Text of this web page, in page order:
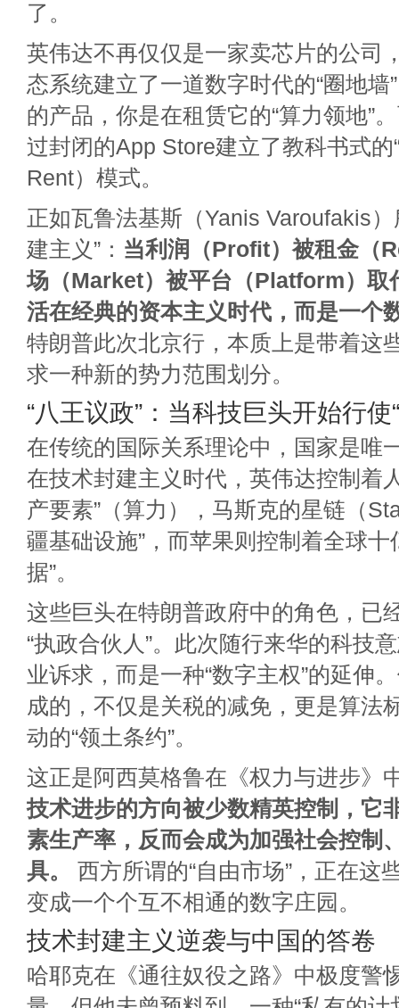
了。
英伟达不再仅仅是一家卖芯片的公司
态系统建立了一道数字时代的“圈地墙
的产品，你是在租赁它的“算力领地”
过封闭的App Store建立了教科书式的
Rent）模式。
正如瓦鲁法基斯（Yanis Varoufakis）
建主义”： 当利润（Profit）被租金（
场（Market）被平台（Platform）取
活在经典的资本主义时代，而是一个
特朗普此次北京行，本质上是带着这
求一种新的势力范围划分。
“八王议政”：当科技巨头开始行使
在传统的国际关系理论中，国家是唯
在技术封建主义时代，英伟达控制着
产要素”（算力），马斯克的星链（
疆基础设施”，而苹果则控制着全球十
据”。
这些巨头在特朗普政府中的角色，已
“执政合伙人”。此次随行来华的科技
业诉求，而是一种“数字主权”的延伸
成的，不仅是关税的减免，更是算法
动的“领土条约”。
这正是阿西莫格鲁在《权力与进步》
技术进步的方向被少数精英控制，它
素生产率，反而会成为加强社会控制
具。
西方所谓的“自由市场”，正在这
变成一个个互不相通的数字庄园。
技术封建主义逆袭与中国的答卷
哈耶克在《通往奴役之路》中极度警